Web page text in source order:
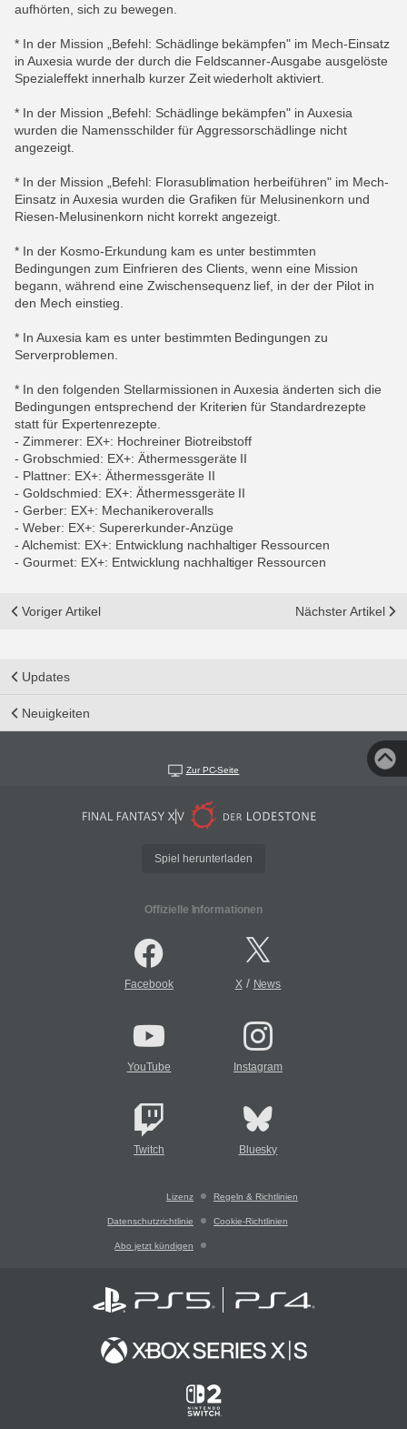
aufhörten, sich zu bewegen.
* In der Mission „Befehl: Schädlinge bekämpfen" im Mech-Einsatz
in Auxesia wurde der durch die Feldscanner-Ausgabe ausgelöste
Spezialeffekt innerhalb kurzer Zeit wiederholt aktiviert.
* In der Mission „Befehl: Schädlinge bekämpfen" in Auxesia
wurden die Namensschilder für Aggressorschädlinge nicht
angezeigt.
* In der Mission „Befehl: Florasublimation herbeiführen" im Mech-
Einsatz in Auxesia wurden die Grafiken für Melusinenkorn und
Riesen-Melusinenkorn nicht korrekt angezeigt.
* In der Kosmo-Erkundung kam es unter bestimmten
Bedingungen zum Einfrieren des Clients, wenn eine Mission
begann, während eine Zwischensequenz lief, in der der Pilot in
den Mech einstieg.
* In Auxesia kam es unter bestimmten Bedingungen zu
Serverproblemen.
* In den folgenden Stellarmissionen in Auxesia änderten sich die
Bedingungen entsprechend der Kriterien für Standardrezepte
statt für Expertenrezepte.
- Zimmerer: EX+: Hochreiner Biotreibstoff
- Grobschmied: EX+: Äthermessgeräte II
- Plattner: EX+: Äthermessgeräte II
- Goldschmied: EX+: Äthermessgeräte II
- Gerber: EX+: Mechanikeroveralls
- Weber: EX+: Supererkunder-Anzüge
- Alchemist: EX+: Entwicklung nachhaltiger Ressourcen
- Gourmet: EX+: Entwicklung nachhaltiger Ressourcen
Voriger Artikel Nächster Artikel
Updates
Neuigkeiten
Zur PC-Seite
Spiel herunterladen
Offizielle Informationen
Facebook X/ News
YouTube Instagram
Twitch Bluesky
Lizenz Regeln & Richtlinien
Datenschutzrichtlinie Cookie-Richtlinien
Abo jetzt kündigen